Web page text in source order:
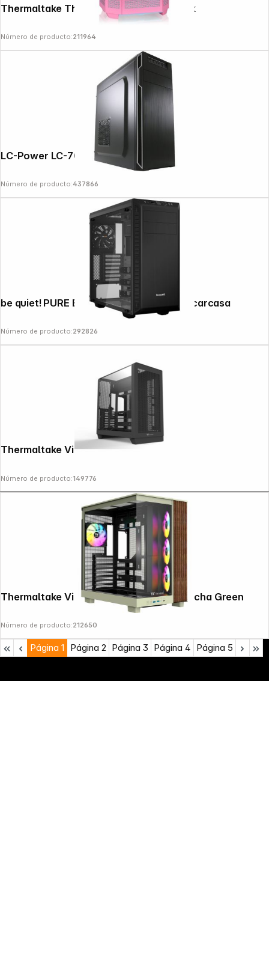
Thermaltake The Tower 300 Bubble Pink
Número de producto:211964
LC-Power LC-7038B-ON
Número de producto:437866
be quiet! PURE BASE 600 Black Window carcasa
Número de producto:292826
Número de producto:149776
Thermaltake View 380 XL WS ARGB Matcha Green
Número de producto:212650
Página 1 Página 2 Página 3 Página 4 Página 5
Copyright © 2000 - 2026 DIFOX. All rights reserved.